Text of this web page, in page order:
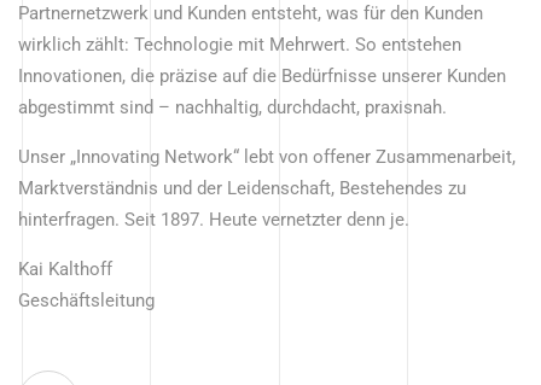
Partnernetzwerk und Kunden entsteht, was für den Kunden
wirklich zählt: Technologie mit Mehrwert. So entstehen
Innovationen, die präzise auf die Bedürfnisse unserer Kunden
abgestimmt sind – nachhaltig, durchdacht, praxisnah.
Unser „Innovating Network“ lebt von offener Zusammenarbeit,
Marktverständnis und der Leidenschaft, Bestehendes zu
hinterfragen. Seit 1897. Heute vernetzter denn je.
Kai Kalthoff
Geschäftsleitung